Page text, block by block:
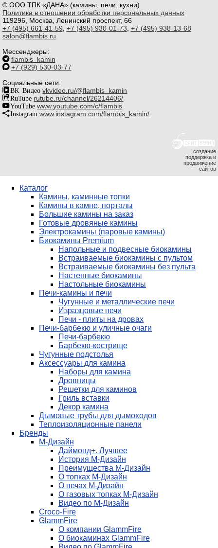
© ООО ТПК «ДАНА» (камины, печи, кухни)
Политика в отношении обработки персональных данных
119296, Москва, Ленинский проспект, 66
+7 (495) 661-41-59 +7 (495) 930-01-73 +7 (495) 938-13-68
salon@flambis.ru
Мессенджеры:
flambis_kamin
+7 (929) 530-03-77
Социальные сети:
ВК Видео vkvideo.ru/@flambis_kamin
RuTube rutube.ru/channel/26214406/
YouTube www.youtube.com/c/flambis
Instagram www.instagram.com/flambis_kamin/
создание
поддержка и
продвижение
сайтов
Каталог
Камины, каминные топки
Камины в камне, порталы
Большие камины на заказ
Готовые дровяные камины
Электрокамины (паровые камины)
Биокамины Premium
Напольные и подвесные биокамины
Встраиваемые биокамины с пультом
Встраиваемые биокамины без пульта
Настенные биокамины
Настольные биокамины
Печи-камины и печи
Чугунные и металлические печи
Изразцовые печи
Печи - плиты на дровах
Печи-барбекю и уличные очаги
Печи-барбекю
Барбекю-кострище
Чугунные подстолья
Аксессуары для камина
Наборы для камина
Дровницы
Решетки для каминов
Гриль вставки
Декор камина
Дымовые трубы для дымоходов
Теплоизоляционные панели
Бренды
М-Дизайн
Даймонд+. Лучшее
История М-Дизайн
Преимущества М-Дизайн
О топках М-Дизайн
О печах М-Дизайн
О газовых топках М-Дизайн
Видео по М-Дизайн
Croco-Fire
GlammFire
О компании GlammFire
О биокаминах GlammFire